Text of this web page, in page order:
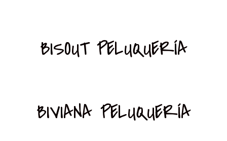
BISOUT PELUQUERÍA
BIVIANA PELUQUERÍA